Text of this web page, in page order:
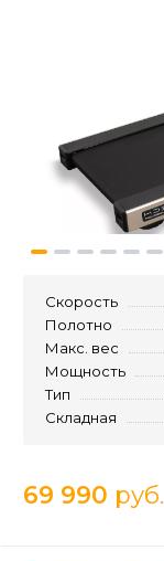
Скорость
Полотно
Макс. вес
Мощность
Тип
Складная
69 990 руб.